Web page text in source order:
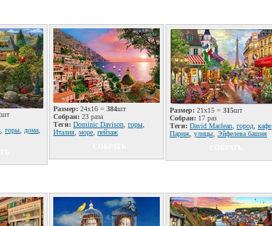
шт
горы дома
Размер: 24x16 = 384шт
Собран: 23 раза
Теги: Dominic Davison горы
Италия море пейзаж
Размер: 21x15 = 315шт
Собран: 17 раз
Теги: David Maclean город кафе
Париж улицы Эйфелева башня